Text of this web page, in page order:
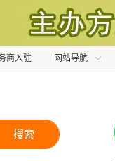
商入驻 网站导航
搜索